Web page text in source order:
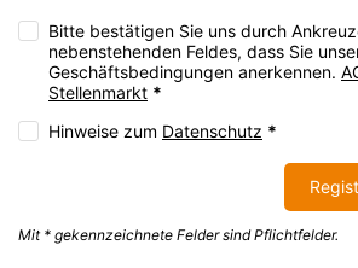
Bitte bestätigen Sie uns durch
nebenstehenden Feldes, dass Sie
Geschäftsbedingungen anerkennen.
Stellenmarkt *
Hinweise zum Datenschutz *
Mit * gekennzeichnete Felder sind Pflichtfelder.